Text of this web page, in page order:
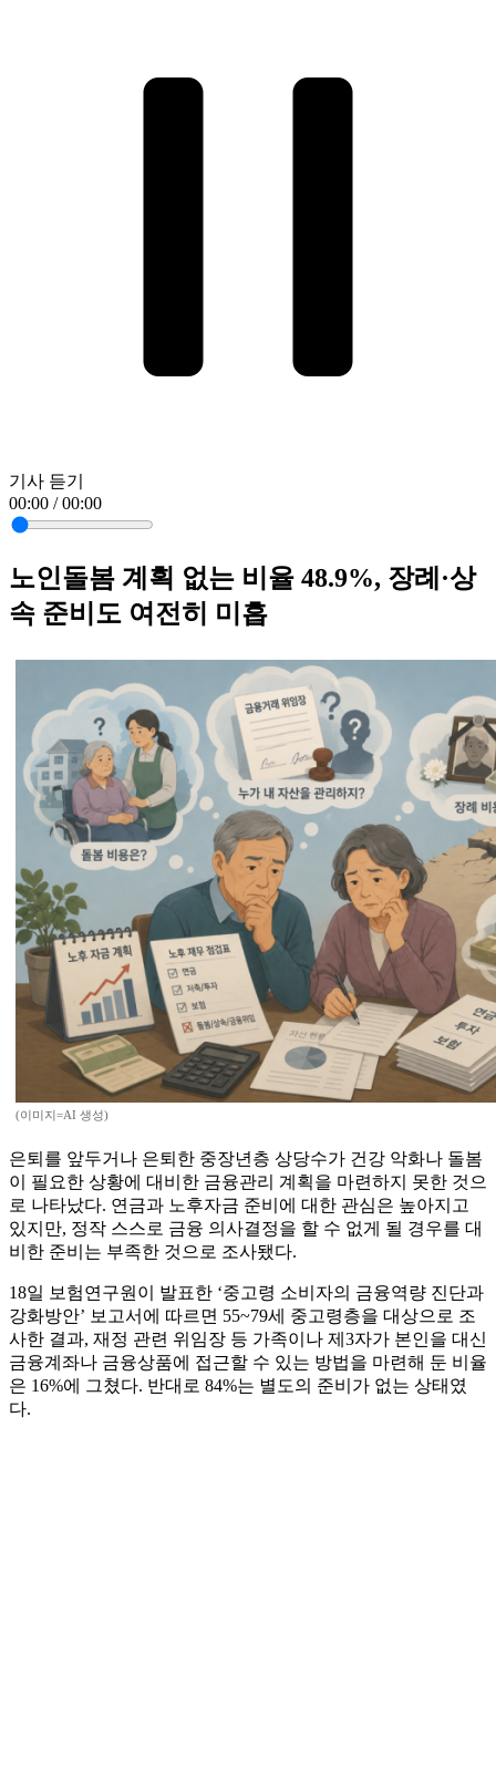
기사 듣기
00:00 / 00:00
노인돌봄 계획 없는 비율 48.9%, 장례·상
속 준비도 여전히 미흡
(이미지=AI 생성)
은퇴를 앞두거나 은퇴한 중장년층 상당수가 건강 악화나 돌봄
이 필요한 상황에 대비한 금융관리 계획을 마련하지 못한 것으
로 나타났다. 연금과 노후자금 준비에 대한 관심은 높아지고
있지만, 정작 스스로 금융 의사결정을 할 수 없게 될 경우를 대
비한 준비는 부족한 것으로 조사됐다.
18일 보험연구원이 발표한 ‘중고령 소비자의 금융역량 진단과
강화방안’ 보고서에 따르면 55~79세 중고령층을 대상으로 조
사한 결과, 재정 관련 위임장 등 가족이나 제3자가 본인을 대신
금융계좌나 금융상품에 접근할 수 있는 방법을 마련해 둔 비율
은 16%에 그쳤다. 반대로 84%는 별도의 준비가 없는 상태였
다.